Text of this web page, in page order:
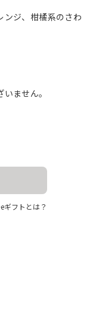
ンジ、柑橘系のさわ
ません。
ギフトとは？